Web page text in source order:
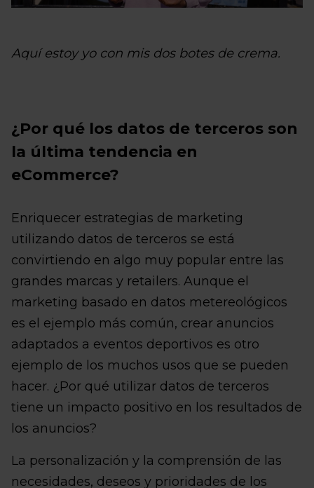
Aquí estoy yo con mis dos botes de crema.
¿Por qué los datos de terceros son
la última tendencia en
eCommerce?
Enriquecer estrategias de marketing
utilizando datos de terceros se está
convirtiendo en algo muy popular entre las
grandes marcas y retailers. Aunque el
marketing basado en datos metereológicos
es el ejemplo más común, crear anuncios
adaptados a eventos deportivos es otro
ejemplo de los muchos usos que se pueden
hacer. ¿Por qué utilizar datos de terceros
tiene un impacto positivo en los resultados de
los anuncios?
La personalización y la comprensión de las
necesidades, deseos y prioridades de los